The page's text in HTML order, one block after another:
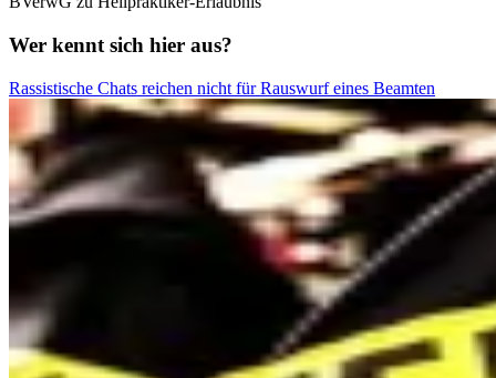
Wer kennt sich hier aus?
Rassistische Chats reichen nicht für Rauswurf eines Beamten